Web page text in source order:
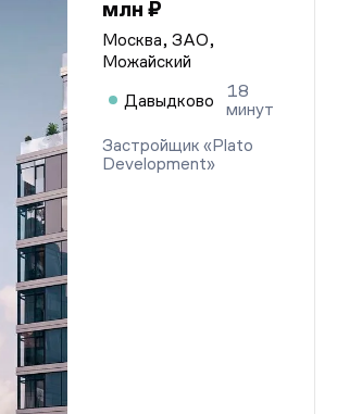
млн ₽
Москва, ЗАО,
Можайский
Давыдково
18
минут
Застройщик «Plato
Development»